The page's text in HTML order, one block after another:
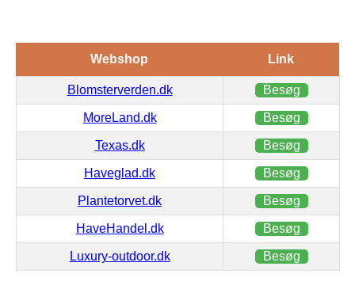
Webshop Link
Blomsterverden.dk Besøg
MoreLand.dk Besøg
Texas.dk Besøg
Haveglad.dk Besøg
Plantetorvet.dk Besøg
HaveHandel.dk Besøg
Luxury-outdoor.dk Besøg